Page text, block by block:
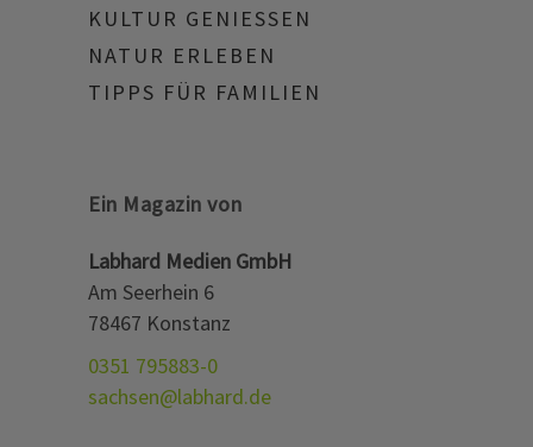
KULTUR GENIESSEN
NATUR ERLEBEN
TIPPS FÜR FAMILIEN
Ein Magazin von
Labhard Medien GmbH
Am Seerhein 6
78467 Konstanz
0351 795883-0
sachsen@labhard.de